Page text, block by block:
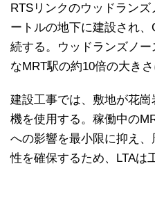
RTSリンクのウッドラン
ートルの地下に建設され
続する。ウッドランズノ
なMRT駅の約10倍の大きさ
建設工事では、敷地が花
機を使用する。稼働中の
への影響を最小限に抑え
性を確保するため、LTAは